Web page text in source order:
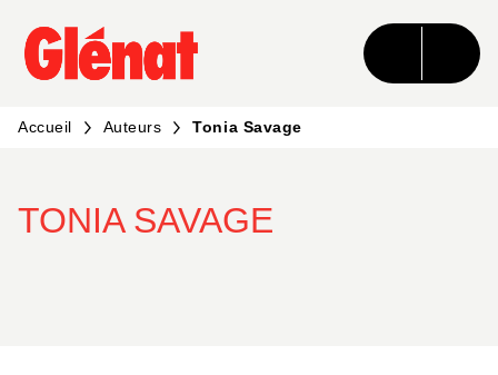
MENU RECHERCHE CONTENU
PIED DE PAGE
Accueil Auteurs Tonia Savage
TONIA SAVAGE